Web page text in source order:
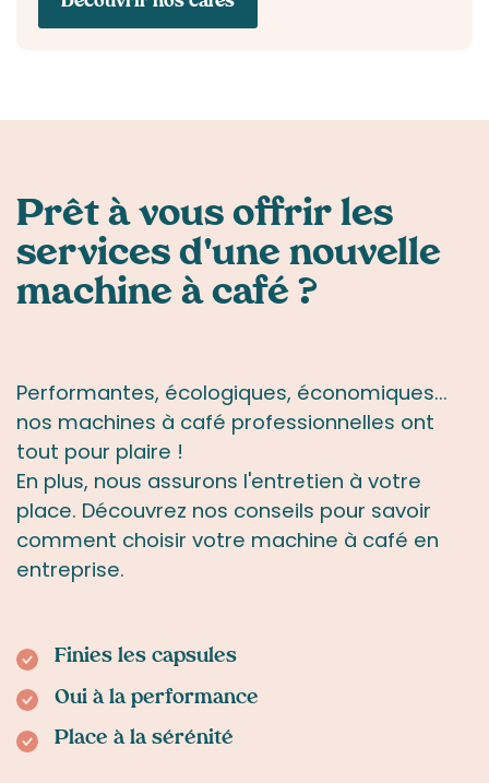
Prêt à vousoffrir les
servicesd'une nouvelle
machine à café ?
Performantes, écologiques, économiques...
nos machines à café professionnelles ont
tout pour plaire !
En plus, nous assurons l'entretien à votre
place. Découvrez nos conseils pour savoir
comment choisir votre machine à café en
entreprise.
Finies les capsules
Oui à la performance
Place à la sérénité